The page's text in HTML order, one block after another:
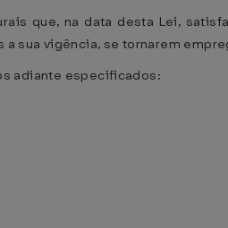
que, na data desta Lei,
sua vigência, se tornarem
adiante especificados: